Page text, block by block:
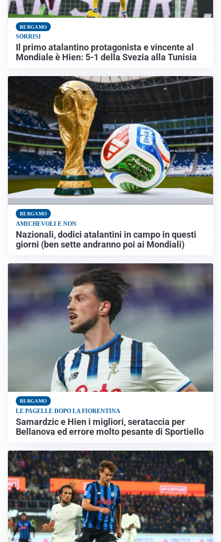
BERGAMO
SORRISI
Il primo atalantino protagonista e vincente al
Mondiale è Hien: 5-1 della Svezia alla Tunisia
BERGAMO
AMICHEVOLI E NON
Nazionali, dodici atalantini in campo in questi
giorni (ben sette andranno poi ai Mondiali)
BERGAMO
LE PAGELLE DOPO LA FIORENTINA
Samardzic e Hien i migliori, serataccia per
Bellanova ed errore molto pesante di Sportiello